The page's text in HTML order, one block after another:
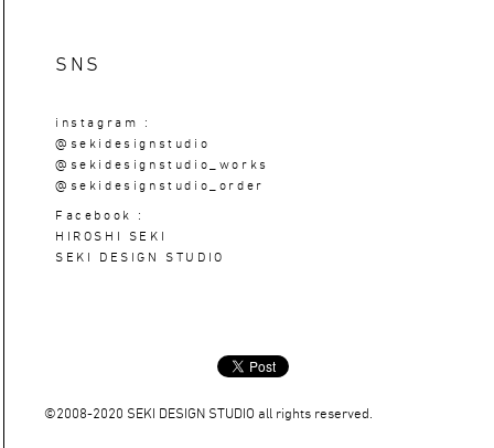
SNS
instagram :
@sekidesignstudio
@sekidesignstudio_works
@sekidesignstudio_order
Facebook :
HIROSHI SEKI
SEKI DESIGN STUDIO
©2008-2020 SEKI DESIGN STUDIO all rights reserved.